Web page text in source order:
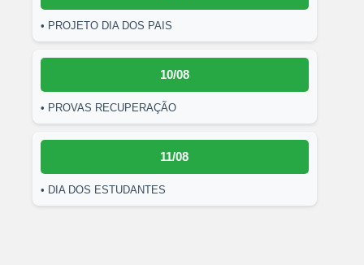
• PROJETO DIA DOS PAIS
10/08
• PROVAS RECUPERAÇÃO
11/08
• DIA DOS ESTUDANTES